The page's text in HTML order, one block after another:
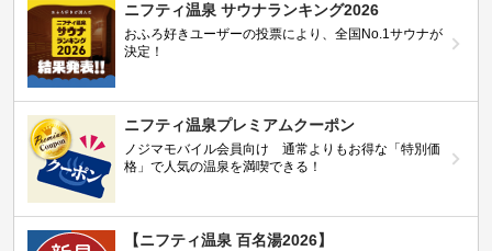
ニフティ温泉 サウナランキング2026
おふろ好きユーザーの投票により、全国No.1サウナが
決定！
ニフティ温泉プレミアムクーポン
ノジマモバイル会員向け 通常よりもお得な「特別価
格」で人気の温泉を満喫できる！
【ニフティ温泉 百名湯2026】